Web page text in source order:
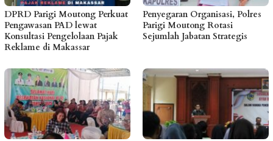
DPRD Parigi Moutong Perkuat
Pengawasan PAD lewat
Konsultasi Pengelolaan Pajak
Reklame di Makassar
Penyegaran Organisasi, Polres
Parigi Moutong Rotasi
Sejumlah Jabatan Strategis